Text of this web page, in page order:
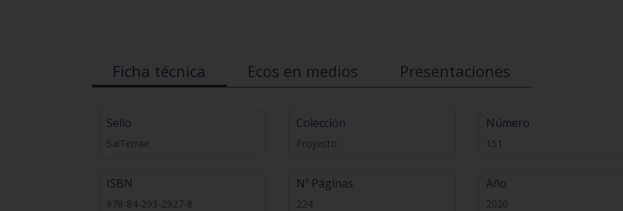
Ficha técnica Ecos en medios Presentaciones
Sello
SalTerrae
ISBN
978-84-293-2927-8
Colección
Proyecto
Nº Páginas
224
Número
151
Año
2020